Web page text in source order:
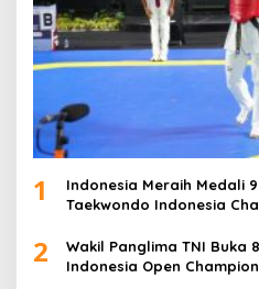
1
Indonesia Meraih Medali
Taekwondo Indonesia
2
Wakil Panglima TNI Buka
Indonesia Open